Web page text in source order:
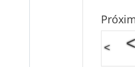
< <